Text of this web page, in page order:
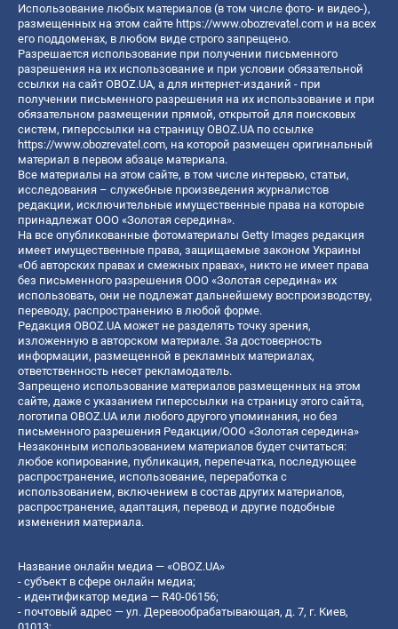
Использование любых материалов (в том числе фото- и видео-),
размещенных на этом сайте https://www.obozrevatel.com и на всех
его поддоменах, в любом виде строго запрещено.
Разрешается использование при получении письменного
разрешения на их использование и при условии обязательной
ссылки на сайт OBOZ.UA, а для интернет-изданий - при
получении письменного разрешения на их использование и при
обязательном размещении прямой, открытой для поисковых
систем, гиперссылки на страницу OBOZ.UA по ссылке
https://www.obozrevatel.com, на которой размещен оригинальный
материал в первом абзаце материала.
Все материалы на этом сайте, в том числе интервью, статьи,
исследования – служебные произведения журналистов
редакции, исключительные имущественные права на которые
принадлежат ООО «Золотая середина».
На все опубликованные фотоматериалы Getty Images редакция
имеет имущественные права, защищаемые законом Украины
«Об авторских правах и смежных правах», никто не имеет права
без письменного разрешения ООО «Золотая середина» их
использовать, они не подлежат дальнейшему воспроизводству,
переводу, распространению в любой форме.
Редакция OBOZ.UA может не разделять точку зрения,
изложенную в авторском материале. За достоверность
информации, размещенной в рекламных материалах,
ответственность несет рекламодатель.
Запрещено использование материалов размещенных на этом
сайте, даже с указанием гиперссылки на страницу этого сайта,
логотипа OBOZ.UA или любого другого упоминания, но без
письменного разрешения Редакции/ООО «Золотая середина»
Незаконным использованием материалов будет считаться:
любое копирование, публикация, перепечатка, последующее
распространение, использование, переработка с
использованием, включением в состав других материалов,
распространение, адаптация, перевод и другие подобные
изменения материала.
Название онлайн медиа — «OBOZ.UA»
- субъект в сфере онлайн медиа;
- идентификатор медиа — R40-06156;
- почтовый адрес — ул. Деревообрабатывающая, д. 7, г. Киев,